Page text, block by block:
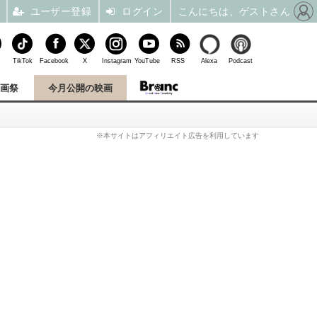
祭 今月公開の映画
※本サイトはアフィリエイト広告を利用しています
TikTok Facebook X Instagram YouTube RSS Alexa Podcast
ユーザー登録 ログイン こんにちは、ゲストさん